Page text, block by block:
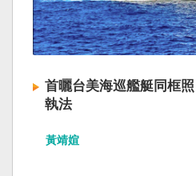
首曬台美海巡艦艇同框
執法
黃靖媗